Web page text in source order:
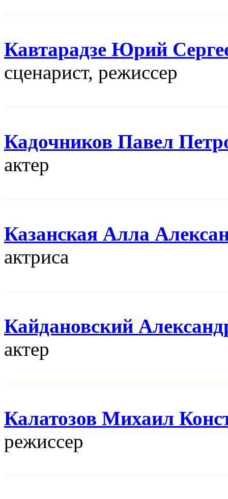
Кавтарадзе Юрий
сценарист, режисcер
Кадочников Павел
актер
Казанская Алла
актриса
Кайдановский
актер
Калатозов Михаил
режисcер